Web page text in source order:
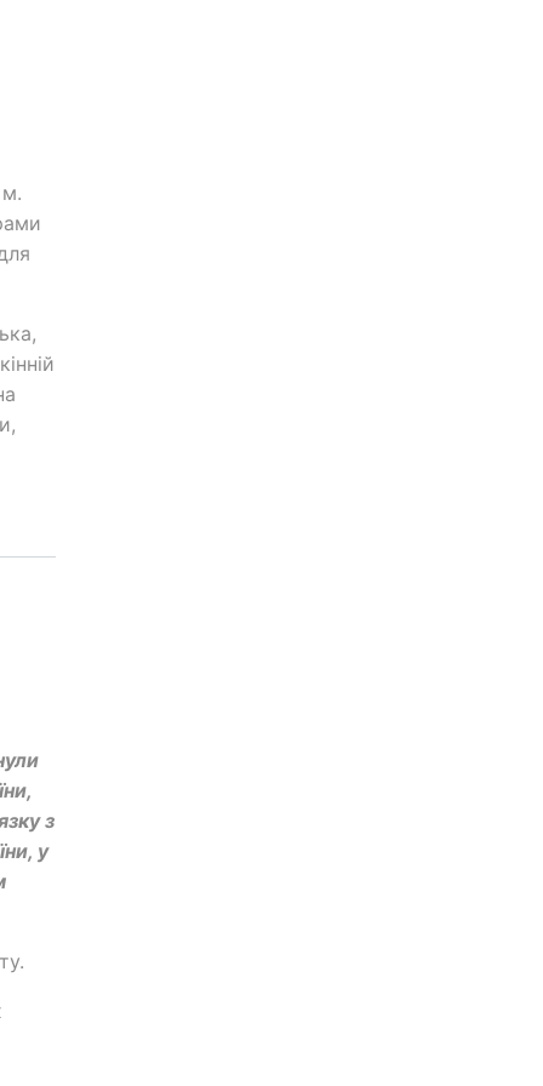
м.
з
у